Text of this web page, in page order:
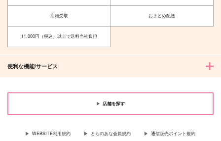
店頭受取 おまとめ配送
11,000円（税込）以上で送料当社負担
便利な機能/サービス
店舗を探す
WEBSITE利用規約 とらのあな会員規約 通信販売ポイント規約